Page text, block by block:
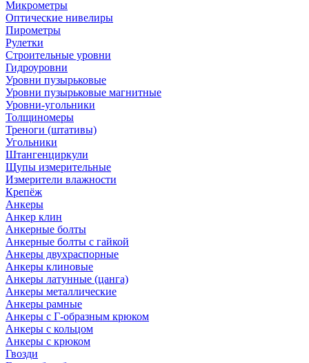
Микрометры
Оптические нивелиры
Пирометры
Рулетки
Строительные уровни
Гидроуровни
Уровни пузырьковые
Уровни пузырьковые магнитные
Уровни-угольники
Толщиномеры
Треноги (штативы)
Угольники
Штангенциркули
Щупы измерительные
Измерители влажности
Крепёж
Анкеры
Анкер клин
Анкерные болты
Анкерные болты с гайкой
Анкеры двухраспорные
Анкеры клиновые
Анкеры латунные (цанга)
Анкеры металлические
Анкеры рамные
Анкеры с Г-образным крюком
Анкеры с кольцом
Анкеры с крюком
Гвозди